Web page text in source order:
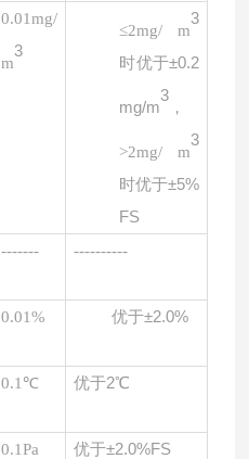
0.01mg/
m
3
≤2mg/ m
3
时优于±0.2
mg/m
3
，
>2mg/ m
3
时优于±5%
FS
------- ----------
0.01% 优于±2.0%
0.1℃ 优于2℃
0.1Pa 优于±2.0%FS